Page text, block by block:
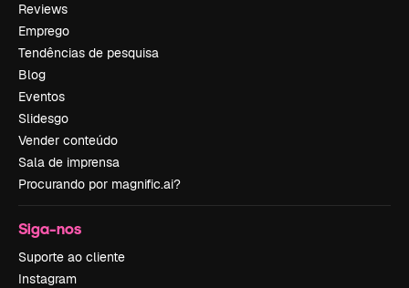
Reviews
Emprego
Tendências de pesquisa
Blog
Eventos
Slidesgo
Vender conteúdo
Sala de imprensa
Procurando por magnific.ai?
Siga-nos
Suporte ao cliente
Instagram